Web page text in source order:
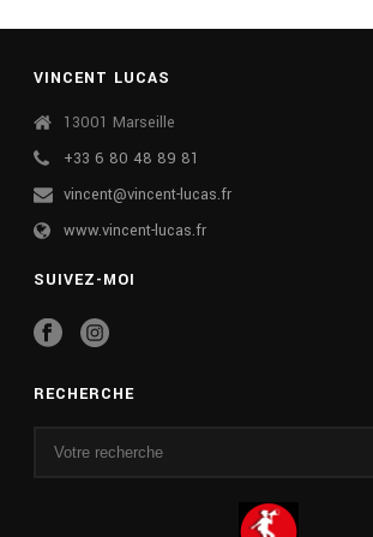
VINCENT LUCAS
13001 Marseille
+33 6 80 48 89 81
vincent@vincent-lucas.fr
www.vincent-lucas.fr
SUIVEZ-MOI
RECHERCHE